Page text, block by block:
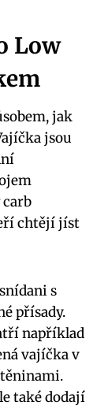
Low
jak
jsou
chtějí jíst
s
přísady.
například
vajíčka v
také dodají